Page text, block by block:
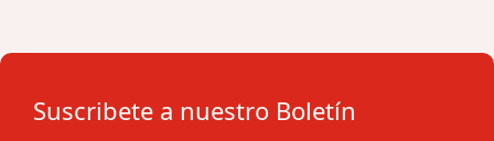
Suscribete a nuestro Boletín